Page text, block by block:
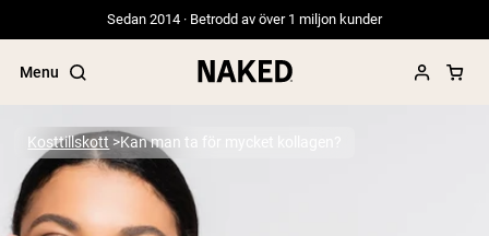
Sedan 2014 · Betrodd av över 1 miljon kunder
Menu
Populära söktermer
Kosttillskott Kan man ta för mycket kollagen?